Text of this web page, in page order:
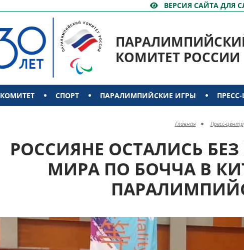
ВЕРСИЯ САЙТА ДЛЯ
КОМИТЕТ РОССИИ
КОМИТЕТ СПОРТ ПАРАЛИМПИЙСКИЕ ИГРЫ
Главная Пресс-центр
РОССИЯНЕ ОСТАЛИСЬ
МИРА ПО БОЧЧА В